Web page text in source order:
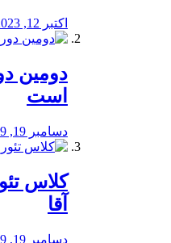
اکتبر 12, 2023
دومین
است
دسامبر 19, 2019
آقا
دسامبر 19, 2019